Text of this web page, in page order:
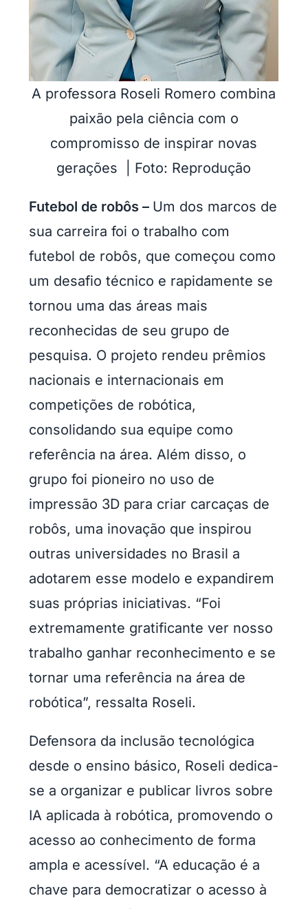
A professora Roseli Romero combina
paixão pela ciência com o
compromisso de inspirar novas
gerações | Foto: Reprodução
Futebol de robôs – Um dos marcos de
sua carreira foi o trabalho com
futebol de robôs, que começou como
um desafio técnico e rapidamente se
tornou uma das áreas mais
reconhecidas de seu grupo de
pesquisa. O projeto rendeu prêmios
nacionais e internacionais em
competições de robótica,
consolidando sua equipe como
referência na área. Além disso, o
grupo foi pioneiro no uso de
impressão 3D para criar carcaças de
robôs, uma inovação que inspirou
outras universidades no Brasil a
adotarem esse modelo e expandirem
suas próprias iniciativas. “Foi
extremamente gratificante ver nosso
trabalho ganhar reconhecimento e se
tornar uma referência na área de
robótica”, ressalta Roseli.
Defensora da inclusão tecnológica
desde o ensino básico, Roseli dedica-
se a organizar e publicar livros sobre
IA aplicada à robótica, promovendo o
acesso ao conhecimento de forma
ampla e acessível. “A educação é a
chave para democratizar o acesso à